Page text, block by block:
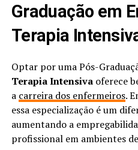
Graduação em
Terapia
Optar por uma Pós-
Terapia Intensivaoferece
a carreira dos enfermeiros.
essa especialização é um
aumentando a
profissional em ambientes